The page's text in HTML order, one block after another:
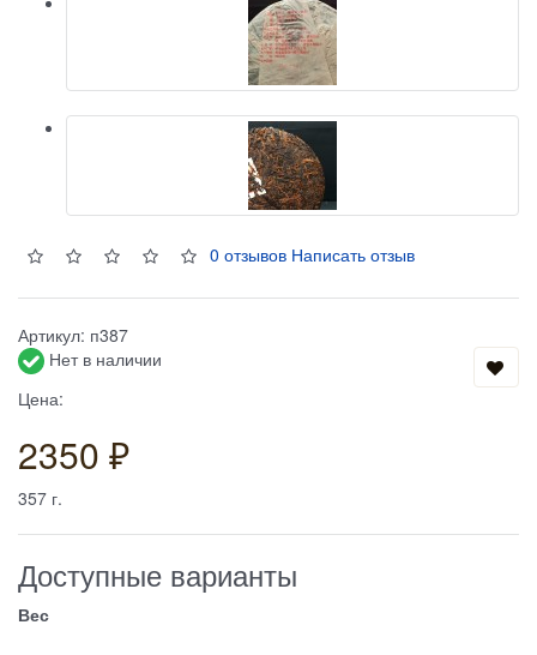
0 отзывов Написать отзыв
Артикул: п387
Нет в наличии
Цена:
2350 ₽
357 г.
Доступные варианты
Вес